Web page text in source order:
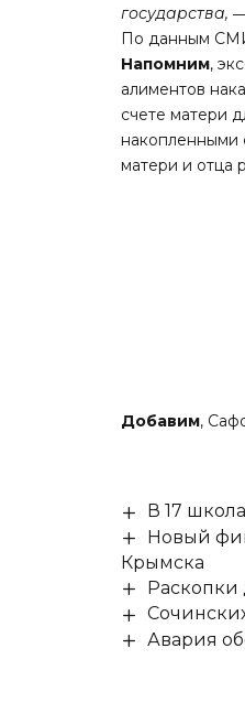
государства,
По данным
Напомним,
алиментов
счете матери
накопленными
матери и отца
Добавим,
В 17
Новый
Крымска
Раскопки
Авария